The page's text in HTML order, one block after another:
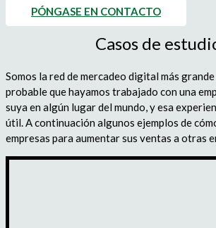
PÓNGASE EN CONTACTO
Casos de
Somos la red de mercadeo digital más grande
probable que hayamos trabajado con una
suya en algún lugar del mundo, y esa
útil. A continuación algunos ejemplos de
empresas para aumentar sus ventas a otras